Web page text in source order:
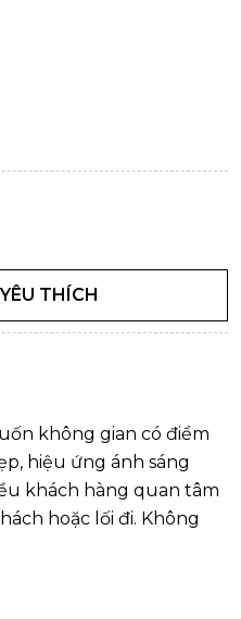
THÍCH
không gian có điểm
hiệu ứng ánh sáng
khách hàng quan tâm
hoặc lối đi. Không